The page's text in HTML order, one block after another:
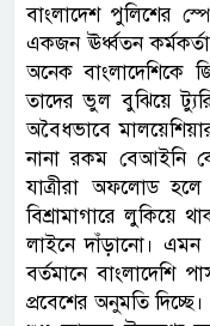
বাংলাদেশ পুলিশের
একজন ঊর্ধ্বতন
অনেক বাংলাদেশিকে
তাদের ভুল বুঝিয়ে
অবৈধভাবে
নানা রকম বেআইনি
যাত্রীরা অফলোড
বিশ্রামাগারে লুকিয়ে
লাইনে দাঁড়ানো। এমন
বর্তমানে বাংলাদেশি
প্রবেশের অনুমতি দিচ্ছে।